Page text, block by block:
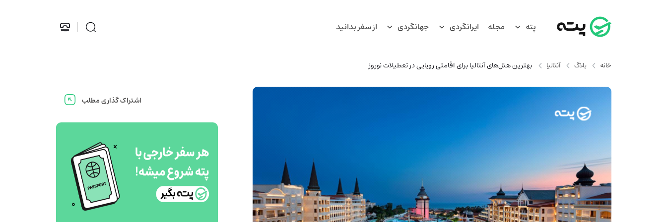
پته مجله ایرانگردی جهانگردی از سفر بدانید
خانه بلاگ آنتالیا بهترین هتل‌های آنتالیا برای اقامتی رویایی در تعطیلات نوروز
اشتراک گذاری مطلب